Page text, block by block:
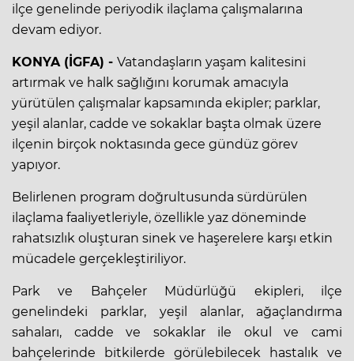
ilçe genelinde periyodik ilaçlama çalışmalarına
devam ediyor.
KONYA (İGFA) - Vatandaşların yaşam kalitesini
artırmak ve halk sağlığını korumak amacıyla
yürütülen çalışmalar kapsamında ekipler; parklar,
yeşil alanlar, cadde ve sokaklar başta olmak üzere
ilçenin birçok noktasında gece gündüz görev
yapıyor.
Belirlenen program doğrultusunda sürdürülen
ilaçlama faaliyetleriyle, özellikle yaz döneminde
rahatsızlık oluşturan sinek ve haşerelere karşı etkin
mücadele gerçekleştiriliyor.
Park ve Bahçeler Müdürlüğü ekipleri, ilçe
genelindeki parklar, yeşil alanlar, ağaçlandırma
sahaları, cadde ve sokaklar ile okul ve cami
bahçelerinde bitkilerde görülebilecek hastalık ve